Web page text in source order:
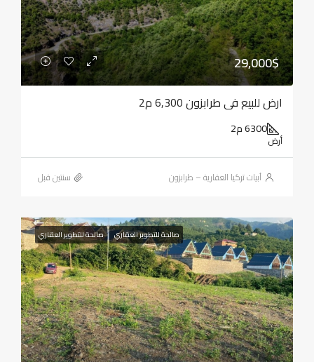
29,000$
ارض للبيع في طرابزون 6,300 م2
6300 م2
أرض
أبيات تركيا العقارية – طرابزون ‏سنتين قبل
صالحة للتطوير العقاري صالحة للتطوير العقاري